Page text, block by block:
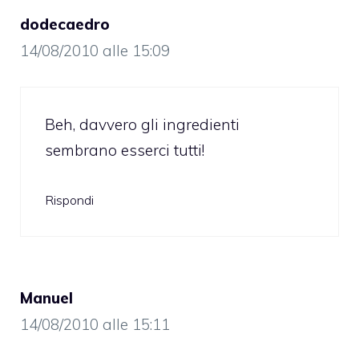
dodecaedro
14/08/2010 alle 15:09
Beh, davvero gli ingredienti
sembrano esserci tutti!
Rispondi
Manuel
14/08/2010 alle 15:11